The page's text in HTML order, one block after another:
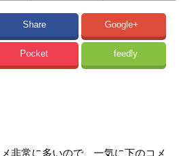
Share Google+
Pocket feedly
非常に多いので、一気に下のコメ